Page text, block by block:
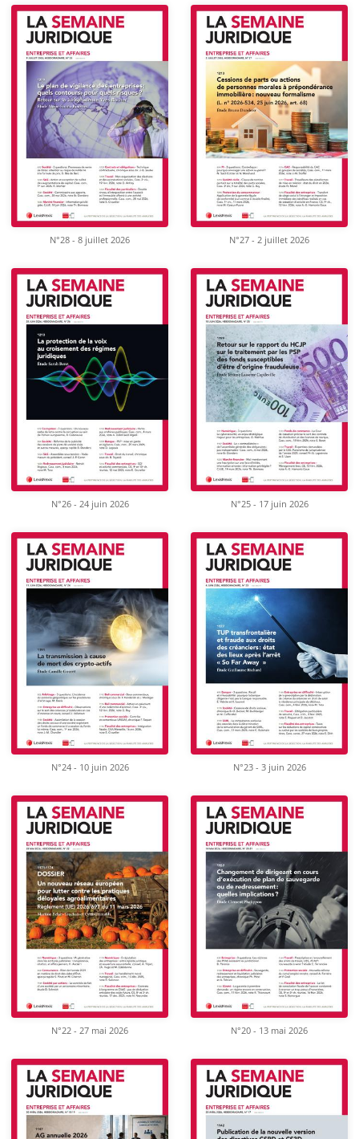
N°28 - 8 juillet 2026 N°27 - 2 juillet 2026
N°26 - 24 juin 2026 N°25 - 17 juin 2026
N°24 - 10 juin 2026 N°23 - 3 juin 2026
N°22 - 27 mai 2026 N°20 - 13 mai 2026